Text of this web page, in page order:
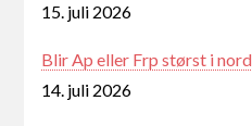
15. juli 2026
Blir Ap eller Frp størst i
14. juli 2026